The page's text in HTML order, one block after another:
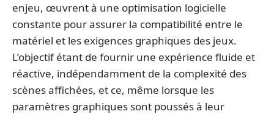
enjeu, œuvrent à une optimisation logicielle
constante pour assurer la compatibilité entre le
matériel et les exigences graphiques des jeux.
L’objectif étant de fournir une expérience fluide et
réactive, indépendamment de la complexité des
scènes affichées, et ce, même lorsque les
paramètres graphiques sont poussés à leur